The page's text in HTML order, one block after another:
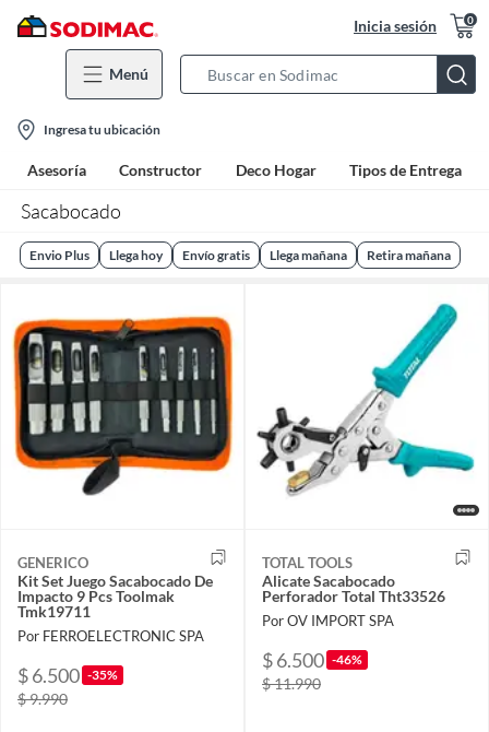
Inicia sesión 0
Menú
Bar
location-
icon
Ingresa tu ubicación
Asesoría Constructor Deco Hogar Tipos de Entrega
Sacabocado
Envio Plus Llega hoy Envío gratis Llega mañana Retira mañana
GENERICO
Kit Set Juego Sacabocado De
Impacto 9 Pcs Toolmak
Tmk19711
Por FERROELECTRONIC SPA
$ 6.500 -35%
$ 9.990
TOTAL TOOLS
Alicate Sacabocado
Perforador Total Tht33526
Por OV IMPORT SPA
$ 6.500 -46%
$ 11.990